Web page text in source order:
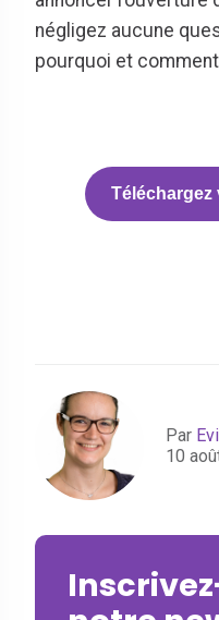
négligez aucune
pourquoi et
Téléchargez
Par
10